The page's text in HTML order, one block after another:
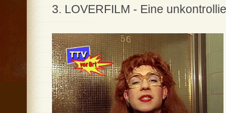
3. LOVERFILM - Eine